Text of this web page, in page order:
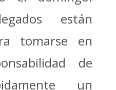
están
tomarse en
de
un